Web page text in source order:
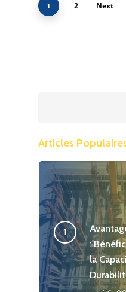
1 2 Next
Articles
:
la